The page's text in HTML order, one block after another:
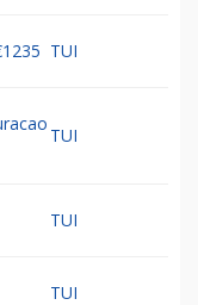
TUI
TUI
TUI
TUI